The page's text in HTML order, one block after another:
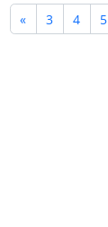
« 3 4 5